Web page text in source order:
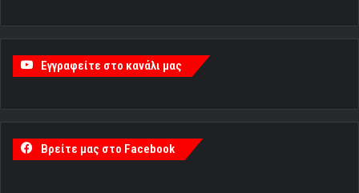
Εγγραφείτε στο κανάλι μας
Βρείτε μας στο Facebook